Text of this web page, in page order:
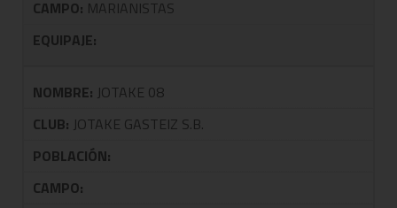
CAMPO: MARIANISTAS
EQUIPAJE:
NOMBRE: JOTAKE 08
CLUB: JOTAKE GASTEIZ S.B.
POBLACIÓN:
CAMPO: